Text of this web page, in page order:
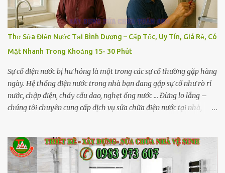
nhôm, cửa nhựa, cửa kính cường lực , vách ngăn copmpact… Tháo
dở lợp mái tôn, chống dột, chống thấm Cung cấp máy múc, vận
chuyển đất, vận chuyển xà bần … dịch vụ sửa chữa nhà tại bình
dường B. SỬA CHỮA - BẢO TRÌ NHÀ XƯỞNG Thi công đập phá,
tháo dở nhà xưởng, thu mua xác nhà xưởng Sửa chữa làm văn
phòng , ...
Thợ Sửa Điện Nước Tại Bình Dương – Cấp Tốc, Uy Tín, Giá Rẻ, Có
Mặt Nhanh Trong Khoảng 15- 30 Phút
Sự cố điện nước bị hư hỏng là một trong các sự cố thường gặp hàng
ngày. Hệ thống điện nước trong nhà bạn đang gặp sự cố như rò rỉ
nước, chập điện, cháy cầu dao, nghẹt ống nước ... Đừng lo lắng –
chúng tôi chuyên cung cấp dịch vụ sửa chữa điện nước tại nhà,
ngay số hotline : 0983 973 607 ( Tuấn Anh) để được tư vấn giải
quyết sự cố kịp thời thợ sửa điện nước bình dương 1. Giới thiệu
Dịch vụ sửa điện nước tại nhà Bình Dương chúng tôi Đội thợ sửa